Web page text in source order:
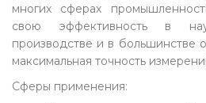
многих сферах
свою эффективность в
производстве и в большинстве
максимальная точность
Сферы применения: